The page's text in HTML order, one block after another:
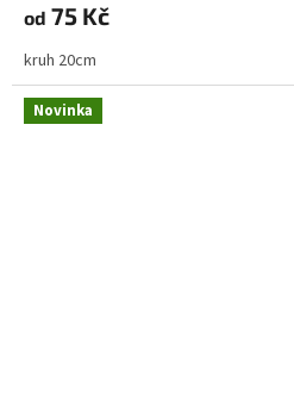
od 75 Kč
kruh 20cm
Novinka